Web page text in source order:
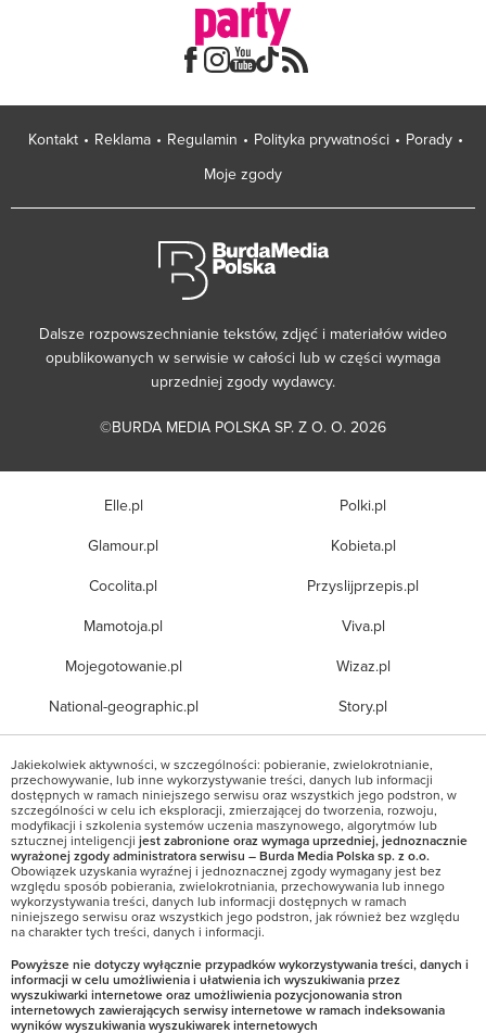
Kontakt Reklama Regulamin Polityka prywatności
Porady
Moje zgody
Dalsze rozpowszechnianie tekstów, zdjęć i materiałów wideo
opublikowanych w serwisie w całości lub w części wymaga
uprzedniej zgody wydawcy.
©BURDA MEDIA POLSKA SP. Z O. O. 2026
Elle.pl
Glamour.pl
Cocolita.pl
Mamotoja.pl
Mojegotowanie.pl
National-geographic.pl
Polki.pl
Kobieta.pl
Przyslijprzepis.pl
Viva.pl
Wizaz.pl
Story.pl
Jakiekolwiek aktywności, w szczególności: pobieranie, zwielokrotnianie,
przechowywanie, lub inne wykorzystywanie treści, danych lub informacji
dostępnych w ramach niniejszego serwisu oraz wszystkich jego podstron, w
szczególności w celu ich eksploracji, zmierzającej do tworzenia, rozwoju,
modyfikacji i szkolenia systemów uczenia maszynowego, algorytmów lub
sztucznej inteligencji jest zabronione oraz wymaga uprzedniej, jednoznacznie
wyrażonej zgody administratora serwisu – Burda Media Polska sp. z o.o.
Obowiązek uzyskania wyraźnej i jednoznacznej zgody wymagany jest bez
względu sposób pobierania, zwielokrotniania, przechowywania lub innego
wykorzystywania treści, danych lub informacji dostępnych w ramach
niniejszego serwisu oraz wszystkich jego podstron, jak również bez względu
na charakter tych treści, danych i informacji.
Powyższe nie dotyczy wyłącznie przypadków wykorzystywania treści, danych i
informacji w celu umożliwienia i ułatwienia ich wyszukiwania przez
wyszukiwarki internetowe oraz umożliwienia pozycjonowania stron
internetowych zawierających serwisy internetowe w ramach indeksowania
wyników wyszukiwania wyszukiwarek internetowych